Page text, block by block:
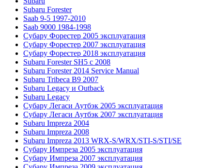
Subaru Forester
Saab 9-5 1997-2010
Saab 9000 1984-1998
Субару Форестер 2005 эксплуатация
Субару Форестер 2007 эксплуатация
Субару Форестер 2018 эксплуатация
Subaru Forester SH5 с 2008
Subaru Forester 2014 Service Manual
Subaru Tribeca В9 2007
Subaru Legacy и Outback
Subaru Legacy
Субару Легаси Аутбэк 2005 эксплуатация
Субару Легаси Аутбэк 2007 эксплуатация
Subaru Impreza 2004
Subaru Impreza 2008
Subaru Impreza 2013 WRX-S/WRX/STI-S/STI/SE
Субару Импреза 2005 эксплуатация
Субару Импреза 2007 эксплуатация